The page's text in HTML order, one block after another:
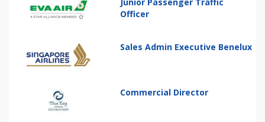
Officer
Sales Admin Executive Benelux
Commercial Director